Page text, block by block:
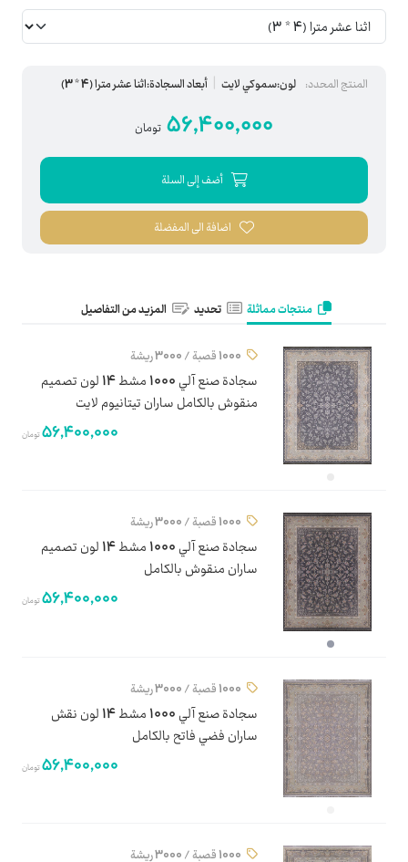
المنتج المحدد: لون:سموكي لايت أبعاد السجادة:اثنا عشر مترا (4 * 3)
56,400,000 تومان
أضف إلى السلة
اضافة الى المفضلة
منتجات مماثلة تحديد المزيد من التفاصيل
1000 قصبة / 3000 ريشة
سجادة صنع آلي 1000 مشط 14 لون تصميم
منقوش بالكامل ساران تيتانيوم لايت
56,400,000تومان
1000 قصبة / 3000 ريشة
سجادة صنع آلي 1000 مشط 14 لون تصميم
ساران منقوش بالكامل
56,400,000تومان
1000 قصبة / 3000 ريشة
سجادة صنع آلي 1000 مشط 14 لون نقش
ساران فضي فاتح بالكامل
56,400,000تومان
1000 قصبة / 3000 ريشة